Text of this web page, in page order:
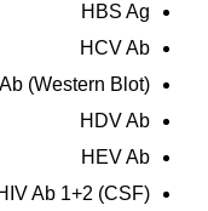
HBS Ag
HCV Ab
(Western Blot)
HDV Ab
HEV Ab
Ab 1+2 (CSF)